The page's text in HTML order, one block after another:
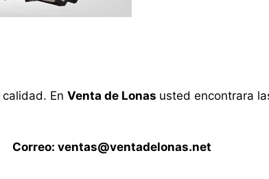
En Venta de Lonas usted encontrara
ventas@ventadelonas.net